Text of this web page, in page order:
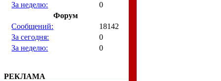
За неделю:
0
Форум
Сообщений:
18142
За сегодня:
0
За неделю:
0
РЕКЛАМА